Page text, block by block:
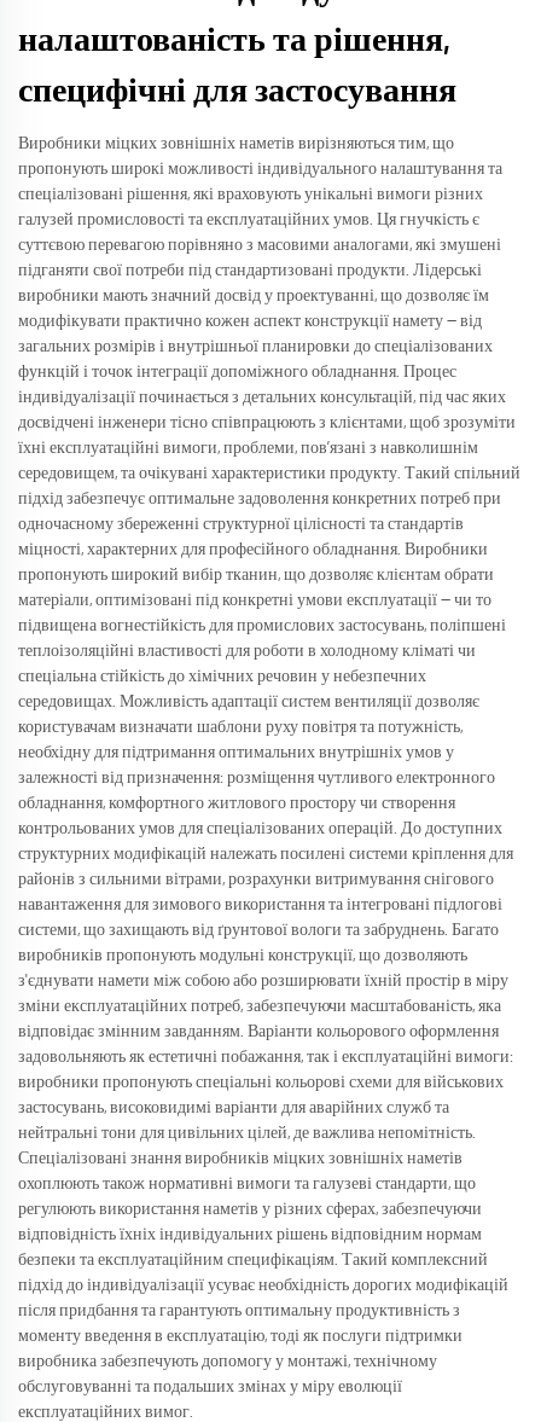
налаштованість та рішення,
специфічні для застосування
Виробники міцких зовнішніх наметів вирізняються тим, що
пропонують широкі можливості індивідуального налаштування та
спеціалізовані рішення, які враховують унікальні вимоги різних
галузей промисловості та експлуатаційних умов. Ця гнучкість є
суттєвою перевагою порівняно з масовими аналогами, які змушені
підганяти свої потреби під стандартизовані продукти. Лідерські
виробники мають значний досвід у проектуванні, що дозволяє їм
модифікувати практично кожен аспект конструкції намету — від
загальних розмірів і внутрішньої планировки до спеціалізованих
функцій і точок інтеграції допоміжного обладнання. Процес
індивідуалізації починається з детальних консультацій, під час яких
досвідчені інженери тісно співпрацюють з клієнтами, щоб зрозуміти
їхні експлуатаційні вимоги, проблеми, пов’язані з навколишнім
середовищем, та очікувані характеристики продукту. Такий спільний
підхід забезпечує оптимальне задоволення конкретних потреб при
одночасному збереженні структурної цілісності та стандартів
міцності, характерних для професійного обладнання. Виробники
пропонують широкий вибір тканин, що дозволяє клієнтам обрати
матеріали, оптимізовані під конкретні умови експлуатації — чи то
підвищена вогнестійкість для промислових застосувань, поліпшені
теплоізоляційні властивості для роботи в холодному кліматі чи
спеціальна стійкість до хімічних речовин у небезпечних
середовищах. Можливість адаптації систем вентиляції дозволяє
користувачам визначати шаблони руху повітря та потужність,
необхідну для підтримання оптимальних внутрішніх умов у
залежності від призначення: розміщення чутливого електронного
обладнання, комфортного житлового простору чи створення
контрольованих умов для спеціалізованих операцій. До доступних
структурних модифікацій належать посилені системи кріплення для
районів з сильними вітрами, розрахунки витримування снігового
навантаження для зимового використання та інтегровані підлогові
системи, що захищають від ґрунтової вологи та забруднень. Багато
виробників пропонують модульні конструкції, що дозволяють
з'єднувати намети між собою або розширювати їхній простір в міру
зміни експлуатаційних потреб, забезпечуючи масштабованість, яка
відповідає змінним завданням. Варіанти кольорового оформлення
задовольняють як естетичні побажання, так і експлуатаційні вимоги:
виробники пропонують спеціальні кольорові схеми для військових
застосувань, високовидимі варіанти для аварійних служб та
нейтральні тони для цивільних цілей, де важлива непомітність.
Спеціалізовані знання виробників міцких зовнішніх наметів
охоплюють також нормативні вимоги та галузеві стандарти, що
регулюють використання наметів у різних сферах, забезпечуючи
відповідність їхніх індивідуальних рішень відповідним нормам
безпеки та експлуатаційним специфікаціям. Такий комплексний
підхід до індивідуалізації усуває необхідність дорогих модифікацій
після придбання та гарантують оптимальну продуктивність з
моменту введення в експлуатацію, тоді як послуги підтримки
виробника забезпечують допомогу у монтажі, технічному
обслуговуванні та подальших змінах у міру еволюції
експлуатаційних вимог.